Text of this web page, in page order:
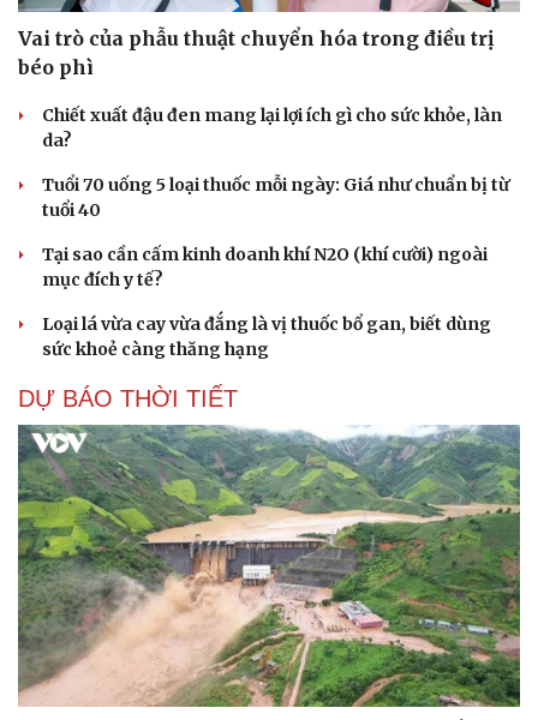
Vai trò của phẫu thuật chuyển hóa trong điều trị
béo phì
Chiết xuất đậu đen mang lại lợi ích gì cho sức khỏe, làn
da?
Tuổi 70 uống 5 loại thuốc mỗi ngày: Giá như chuẩn bị từ
tuổi 40
Tại sao cần cấm kinh doanh khí N2O (khí cười) ngoài
mục đích y tế?
Loại lá vừa cay vừa đắng là vị thuốc bổ gan, biết dùng
sức khoẻ càng thăng hạng
DỰ BÁO THỜI TIẾT